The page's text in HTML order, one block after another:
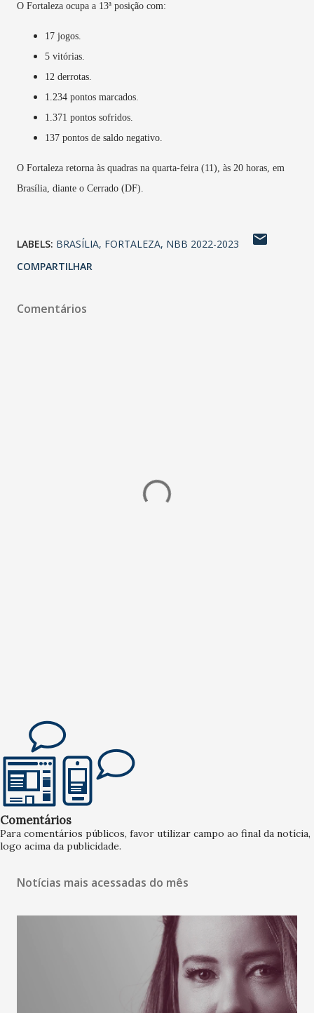
O Fortaleza ocupa a 13ª posição com:
17 jogos.
5 vitórias.
12 derrotas.
1.234 pontos marcados.
1.371 pontos sofridos.
137 pontos de saldo negativo.
O Fortaleza retorna às quadras na quarta-feira (11), às 20 horas, em
Brasília, diante o Cerrado (DF).
LABELS: BRASÍLIA FORTALEZA NBB 2022-2023
COMPARTILHAR
Comentários
Comentários
Para comentários públicos, favor utilizar campo ao final da notícia,
logo acima da publicidade.
Notícias mais acessadas do mês